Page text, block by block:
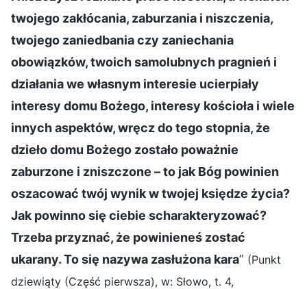
twojego zakłócania, zaburzania i niszczenia,
twojego zaniedbania czy zaniechania
obowiązków, twoich samolubnych pragnień i
działania we własnym interesie ucierpiały
interesy domu Bożego, interesy kościoła i wiele
innych aspektów, wręcz do tego stopnia, że
dzieło domu Bożego zostało poważnie
zaburzone i zniszczone – to jak Bóg powinien
oszacować twój wynik w twojej księdze życia?
Jak powinno się ciebie scharakteryzować?
Trzeba przyznać, że powinieneś zostać
ukarany. To się nazywa zasłużona kara” (Punkt
dziewiąty (Część pierwsza), w: Słowo, t. 4,